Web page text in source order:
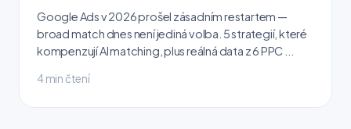
Google Ads v 2026 prošel zásadním restartem —
broad match dnes není jediná volba. 5 strategií, které
kompenzují AI matching, plus reálná data z 6 PPC ...
4 min čtení